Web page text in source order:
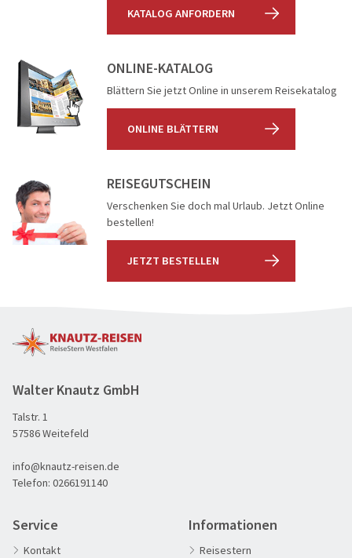
Adventsreisen
Clubreisen
Deutschland erleben
KATALOG ANFORDERN
ONLINE-KATALOG
Blättern Sie jetzt Online in unserem Reisekatalog
ONLINE BLÄTTERN
REISEGUTSCHEIN
Verschenken Sie doch mal Urlaub. Jetzt Online
bestellen!
JETZT BESTELLEN
Walter Knautz GmbH
Talstr. 1
57586 Weitefeld
info@knautz-reisen.de
Telefon: 0266191140
Service
Kontakt
Informationen
Reisestern